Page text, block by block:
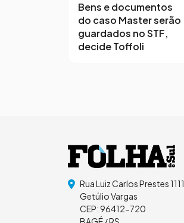
Bens e documentos
do caso Master serão
guardados no STF,
decide Toffoli
Rua Luiz Carlos Prestes 1111
Getúlio Vargas
CEP: 96412-720